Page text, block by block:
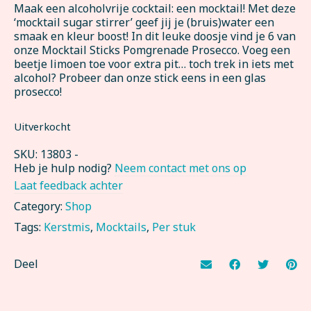
Maak een alcoholvrije cocktail: een mocktail! Met deze
‘mocktail sugar stirrer’ geef jij je (bruis)water een
smaak en kleur boost! In dit leuke doosje vind je 6 van
onze Mocktail Sticks Pomgrenade Prosecco. Voeg een
beetje limoen toe voor extra pit… toch trek in iets met
alcohol? Probeer dan onze stick eens in een glas
prosecco!
Uitverkocht
SKU: 13803 -
Heb je hulp nodig? Neem contact met ons op
Laat feedback achter
Category: Shop
Tags: Kerstmis, Mocktails, Per stuk
Deel